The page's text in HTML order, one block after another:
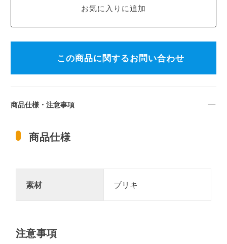
この商品に関するお問い合わせ
商品仕様・注意事項
商品仕様
素材 ブリキ
注意事項